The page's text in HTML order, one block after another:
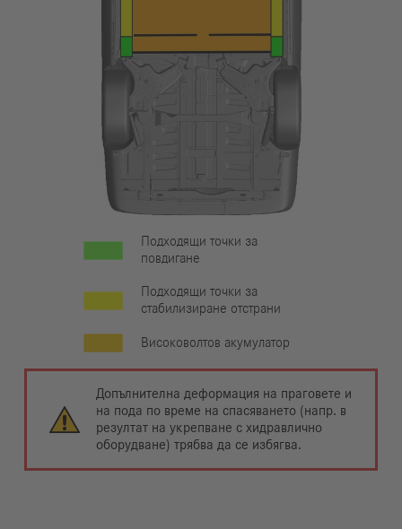
Подходящи точки за
повдигане
Подходящи точки за
стабилизиране отстрани
Високоволтов акумулатор
Допълнителна деформация на праговете и
на пода по време на спасяването (напр. в
резултат на укрепване с хидравлично
оборудване) трябва да се избягва.